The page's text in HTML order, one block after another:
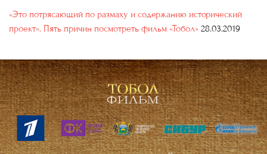
«Это потрясающий по размаху и содержанию исторический
проект». Пять причин посмотреть фильм «Тобол» 28.03.2019